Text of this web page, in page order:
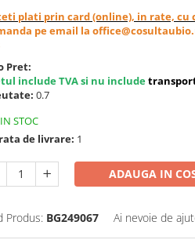
plati prin card (online), in rate, cu
pe email la
Pret:
include TVA si nu include
0.7
IN STOC
de livrare: 1
ADAUGA IN
Produs: BG249067 Ai nevoie de